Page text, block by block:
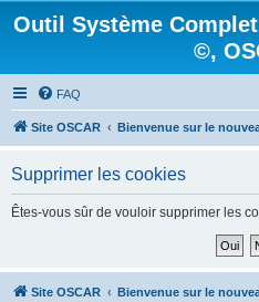
Outil Système
©,
FAQ
Site OSCAR Bienvenue sur le
Supprimer les cookies
Êtes-vous sûr de vouloir supprimer les
Site OSCAR Bienvenue sur le